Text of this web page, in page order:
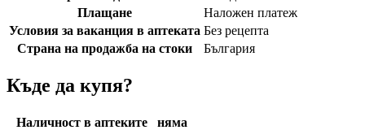
Плащане
Наложен платеж
Условия за ваканция в аптеката Без рецепта
Страна на продажба на стоки
България
Къде да купя?
Наличност в аптеките
няма